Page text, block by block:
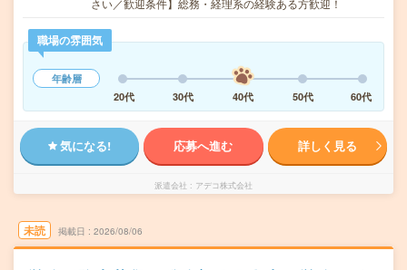
さい／歓迎条件】総務・経理系の経験ある方歓迎！
職場の雰囲気
年齢層
20代
30代 40代 50代 60代
気になる! 応募へ進む 詳しく見る
派遣会社 アデコ株式会社
未読 掲載日 2026/08/06